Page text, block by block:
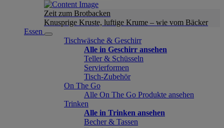
Zeit zum Brotbacken
Knusprige Kruste, luftige Krume – wie vom Bäcker
Essen
Tischwäsche & Geschirr
Alle in Geschirr ansehen
Teller & Schüsseln
Servierformen
Tisch-Zubehör
On The Go
Alle On The Go Produkte ansehen
Trinken
Alle in Trinken ansehen
Becher & Tassen